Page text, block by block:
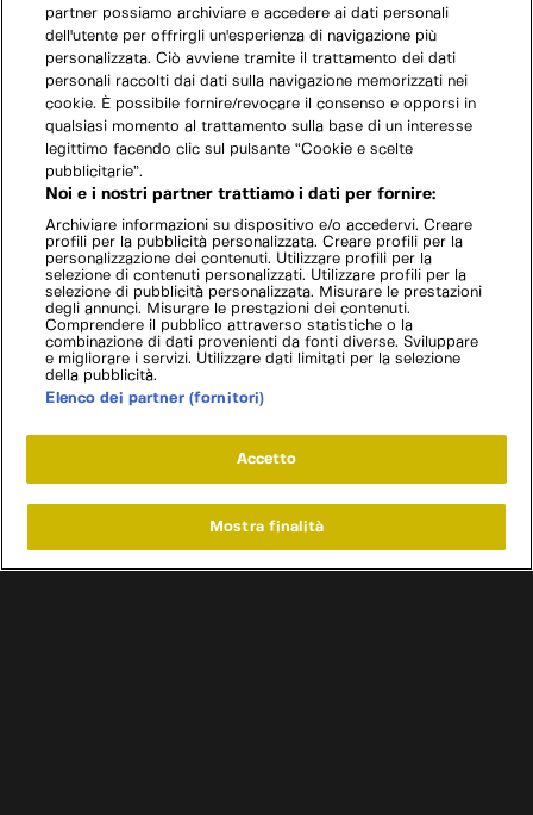
partner possiamo archiviare e accedere ai dati personali
dell'utente per offrirgli un'esperienza di navigazione più
personalizzata. Ciò avviene tramite il trattamento dei dati
personali raccolti dai dati sulla navigazione memorizzati nei
cookie. È possibile fornire/revocare il consenso e opporsi in
qualsiasi momento al trattamento sulla base di un interesse
legittimo facendo clic sul pulsante “Cookie e scelte
pubblicitarie”.
Noi e i nostri partner trattiamo i dati per fornire:
Archiviare informazioni su dispositivo e/o accedervi. Creare
profili per la pubblicità personalizzata. Creare profili per la
personalizzazione dei contenuti. Utilizzare profili per la
selezione di contenuti personalizzati. Utilizzare profili per la
selezione di pubblicità personalizzata. Misurare le prestazioni
degli annunci. Misurare le prestazioni dei contenuti.
Comprendere il pubblico attraverso statistiche o la
combinazione di dati provenienti da fonti diverse. Sviluppare
e migliorare i servizi. Utilizzare dati limitati per la selezione
della pubblicità.
Elenco dei partner (fornitori)
Accetto
Mostra finalità